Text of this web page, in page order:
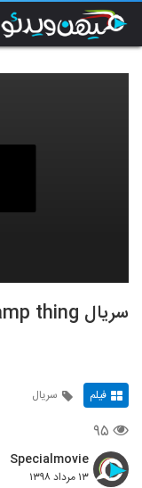
سریال swamp thing قسمت 10
فیلم سریال
۹۵
Specialmovie
۱۳ مرداد ۱۳۹۸